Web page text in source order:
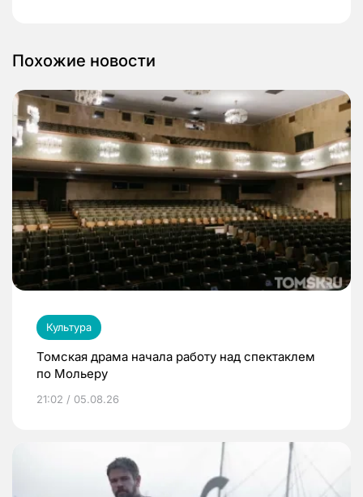
Похожие новости
Культура
Томская драма начала работу над спектаклем
по Мольеру
21:02 / 05.08.26